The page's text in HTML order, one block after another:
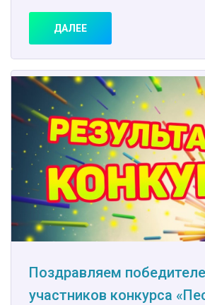
ДАЛЕЕ
Поздравляем
участников конкурса